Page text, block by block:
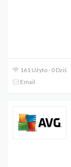
161 Użyto - 0 Dziś
Email